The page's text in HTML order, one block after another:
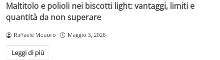
Maltitolo e polioli nei biscotti light: vantaggi, limiti e
quantità da non superare
Raffaele Moauro Maggio 3, 2026
Leggi di più